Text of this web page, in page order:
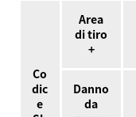
Co
dic
e
Area
di tiro
+
Danno
da